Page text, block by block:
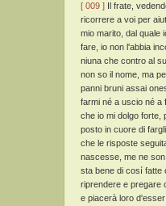
[ 009 ] Il frate,
ricorrere a voi per
mio marito, dal quale
fare, io non l'abbia
niuna che contro al
non so il nome, ma
panni bruni assai
farmi né a uscio né a
che io mi dolgo forte,
posto in cuore di
che le risposte
nascesse, me ne
sta bene di cosí fatte
riprendere e pregare
e piacerà loro